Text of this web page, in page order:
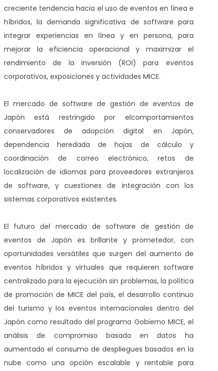
creciente tendencia hacia el uso de eventos en línea e
híbridos, la demanda significativa de software para
integrar experiencias en línea y en persona, para
mejorar la eficiencia operacional y maximizar el
rendimiento de la inversión (ROI) para eventos
corporativos, exposiciones y actividades MICE.
El mercado de software de gestión de eventos de
Japón está restringido por elcomportamientos
conservadores de adopción digital en Japón,
dependencia heredada de hojas de cálculo y
coordinación de correo electrónico, retos de
localización de idiomas para proveedores extranjeros
de software, y cuestiones de integración con los
sistemas corporativos existentes.
El futuro del mercado de software de gestión de
eventos de Japón es brillante y prometedor, con
oportunidades versátiles que surgen del aumento de
eventos híbridos y virtuales que requieren software
centralizado para la ejecución sin problemas, la política
de promoción de MICE del país, el desarrollo continuo
del turismo y los eventos internacionales dentro del
Japón como resultado del programa Gobierno MICE, el
análisis de compromiso basado en datos ha
aumentado el consumo de despliegues basados en la
nube como una opción escalable y rentable para